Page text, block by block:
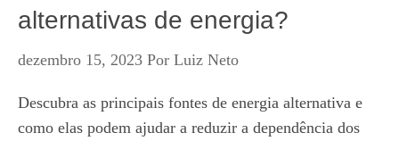
alternativas de energia?
dezembro 15, 2023 Por Luiz Neto
Descubra as principais fontes de energia alternativa e
como elas podem ajudar a reduzir a dependência dos